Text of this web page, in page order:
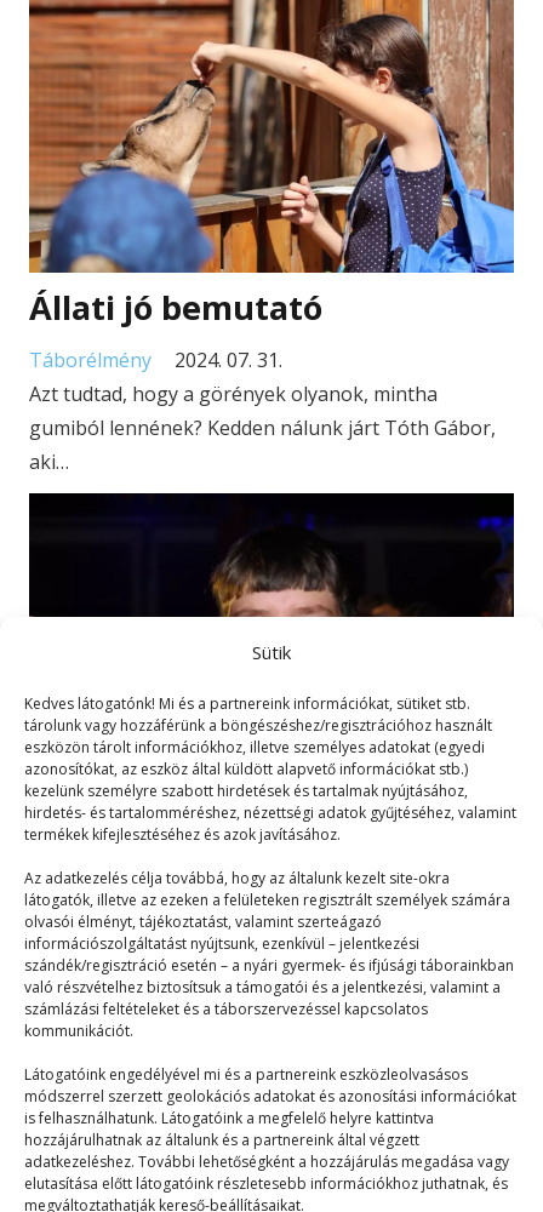
Sütik
Kedves látogatónk! Mi és a partnereink információkat, sütiket stb.
tárolunk vagy hozzáférünk a böngészéshez/regisztrációhoz használt
eszközön tárolt információkhoz, illetve személyes adatokat (egyedi
azonosítókat, az eszköz által küldött alapvető információkat stb.)
kezelünk személyre szabott hirdetések és tartalmak nyújtásához,
hirdetés- és tartalomméréshez, nézettségi adatok gyűjtéséhez, valamint
termékek kifejlesztéséhez és azok javításához.
Az adatkezelés célja továbbá, hogy az általunk kezelt site-okra
látogatók, illetve az ezeken a felületeken regisztrált személyek számára
olvasói élményt, tájékoztatást, valamint szerteágazó
információszolgáltatást nyújtsunk, ezenkívül – jelentkezési
szándék/regisztráció esetén – a nyári gyermek- és ifjúsági táborainkban
való részvételhez biztosítsuk a támogatói és a jelentkezési, valamint a
számlázási feltételeket és a táborszervezéssel kapcsolatos
kommunikációt.
Látogatóink engedélyével mi és a partnereink eszközleolvasásos
módszerrel szerzett geolokációs adatokat és azonosítási információkat
is felhasználhatunk. Látogatóink a megfelelő helyre kattintva
hozzájárulhatnak az általunk és a partnereink által végzett
adatkezeléshez. További lehetőségként a hozzájárulás megadása vagy
elutasítása előtt látogatóink részletesebb információkhoz juthatnak, és
megváltoztathatják kereső-beállításaikat.
Állati jó bemutató
Táborélmény
2024. 07. 31.
Azt tudtad, hogy a görények olyanok, mintha
gumiból lennének? Kedden nálunk járt Tóth Gábor,
aki…
Ez nagyon nem a vége
Táborélmény
2024. 06. 30.
Elérkeztünk a 2015-ös PEOPLE TEAM-tábor 3.
turnusának is a végéhez. Feladatom, hogy leírjam az
érzéseimet,…
© 2023–2026